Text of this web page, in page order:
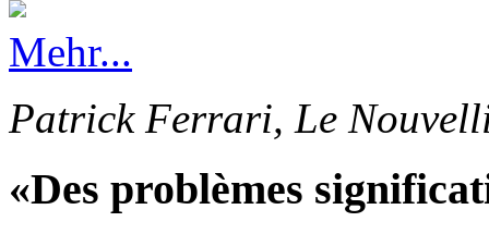
Mehr...
Patrick Ferrari, Le
«Des problèmes